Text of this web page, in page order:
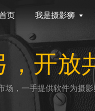
页 我是摄影狮
，开放
场，一手提供软件为摄